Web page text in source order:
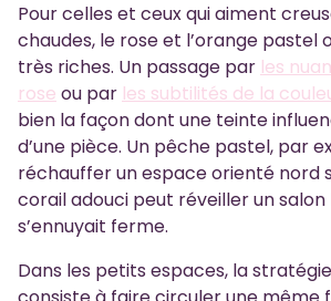
Pour celles et ceux qui aiment
chaudes, le rose et l’orange pastel
très riches. Un passage par les
rose ou par les subtilités de la
bien la façon dont une teinte
d’une pièce. Un pêche pastel, par
réchauffer un espace orienté nord
corail adouci peut réveiller un salon
s’ennuyait ferme.
Dans les petits espaces, la